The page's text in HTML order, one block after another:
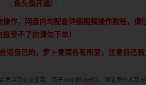
角头像开通）
作，网盘内均配备详细视频操作教程，请
接受不了的请勿下单！
适自己的，萝卜青菜各有所爱，注意自己甄
员学习交流使用，请于24小时内删除，尊重原作者及